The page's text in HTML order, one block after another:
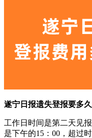
遂宁日报遗失登报要多
工作日时间是第二天见
是下午的15：00，超过